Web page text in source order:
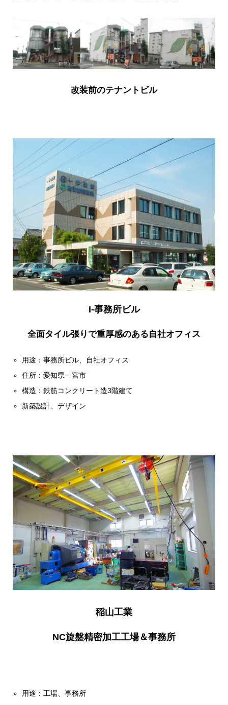
改装前のテナントビル
I-事務所ビル
全面タイル張りで重厚感のある自社オフィス
用途：事務所ビル、自社オフィス
住所：愛知県一宮市
構造：鉄筋コンクリート造3階建て
新築設計、デザイン
稲山工業
NC旋盤精密加工工場＆事務所
用途：工場、事務所